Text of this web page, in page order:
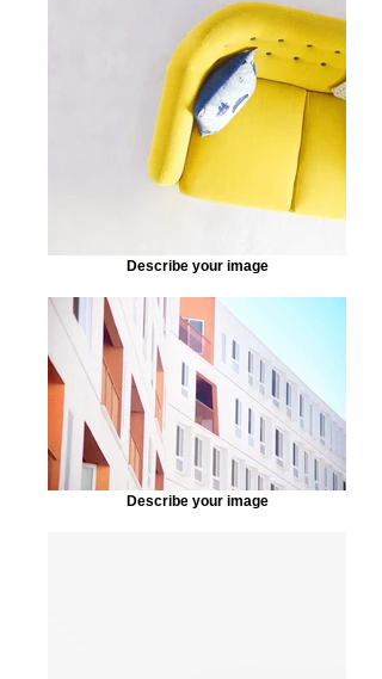
Describe your image
Describe your image